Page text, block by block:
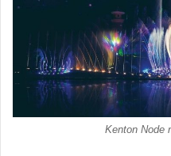
Kenton Node